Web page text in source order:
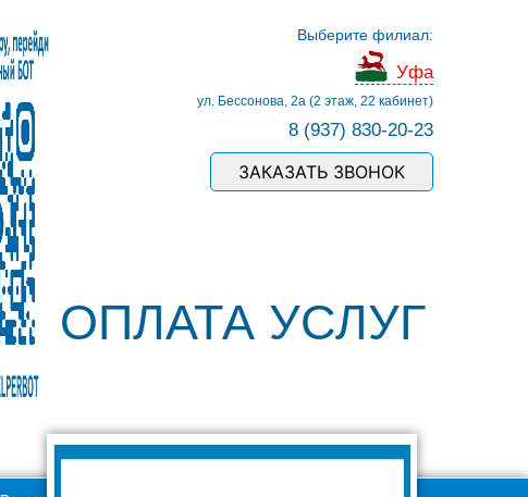
Выберите филиал:
Уфа
ул. Бессонова, 2а (2 этаж, 22 кабинет)
8 (937) 830-20-23
ЗАКАЗАТЬ ЗВОНОК
ОПЛАТА УСЛУГ